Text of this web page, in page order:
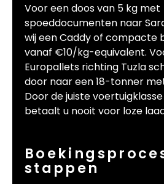
Voor een doos van 5 kg met
spoeddocumenten naar
wij een Caddy of compacte
vanaf €10/kg-equivalent.
Europallets richting Tuzla
door naar een 18-tonner
Door de juiste
betaalt u nooit voor loze
stappen